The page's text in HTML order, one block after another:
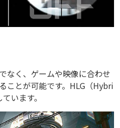
なく、ゲームや映像に合わせ
ことが可能です。HLG（Hybri
います。